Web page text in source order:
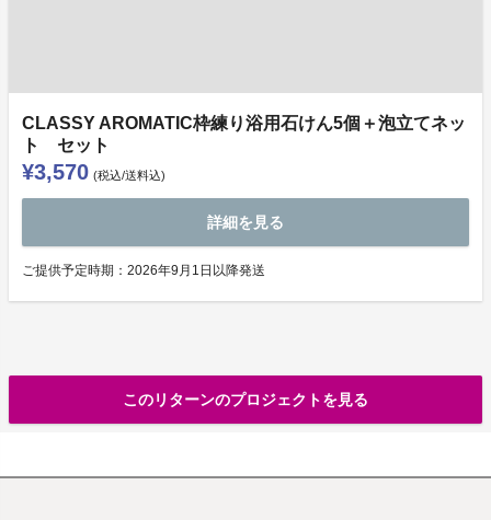
CLASSY AROMATIC枠練り浴用石けん5個＋泡立てネッ
ト セット
¥3,570 (税込/送料込)
詳細を見る
ご提供予定時期：2026年9月1日以降発送
このリターンのプロジェクトを見る